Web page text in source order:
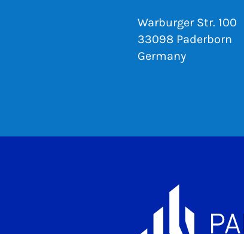
Warburger Str. 100
33098 Paderborn
Germany